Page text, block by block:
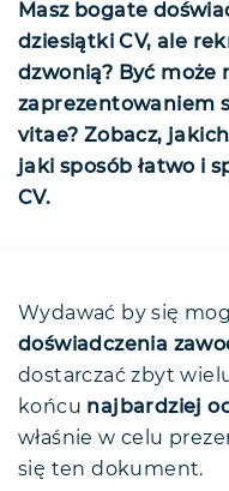
Masz bogate
dziesiątki CV, ale
dzwonią? Być może
zaprezentowaniem
vitae? Zobacz,
jaki sposób łatwo i
CV.
gdzie
Czas
tzw. "luki"
Jak
Nadmiar
Opis
zawodowe
Jak
w
List
zawodowe
Jak
Stanowiska
kompetencje
Wydawać by się
doświadczenia
dostarczać zbyt
końcu najbardziej
właśnie w celu
się ten dokument.